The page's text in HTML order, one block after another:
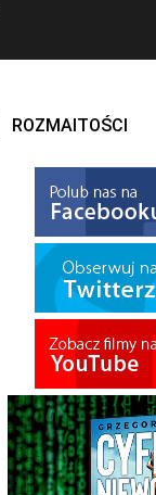
ROZMAITOŚCI